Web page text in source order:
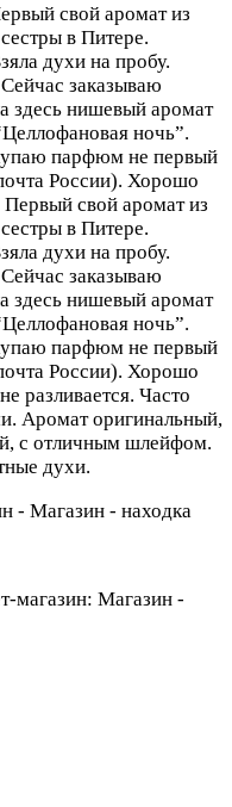
свой аромат из
в Питере.
духи на пробу.
заказываю
здесь нишевый аромат
ночь”.
парфюм не первый
России). Хорошо
Первый свой аромат из
в Питере.
духи на пробу.
заказываю
здесь нишевый аромат
ночь”.
парфюм не первый
России). Хорошо
разливается. Часто
Аромат оригинальный,
с отличным шлейфом.
духи.